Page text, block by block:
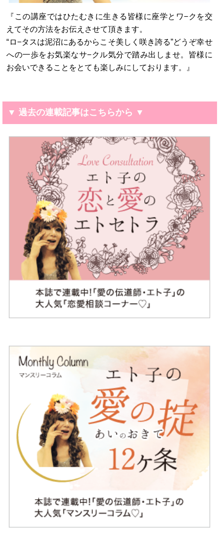
『この講座ではひたむきに生きる皆様に座学とワ−クを交
えてその方法をお伝えさせて頂きます。
“ロ−タスは泥沼にあるからこそ美しく咲き誇る”どうぞ幸せ
への一歩をお気楽なサ−クル気分で踏み出しませ。皆様に
お会いできることをとても楽しみにしております。』
▼ 過去の連載記事はこちらから ▼